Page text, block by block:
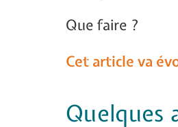
Que faire ?
Cet article va
Quelques